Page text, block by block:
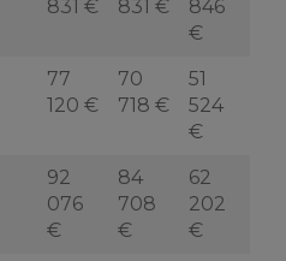
831 €
831 €
846
€
77
120 €
70
718 €
51
524
€
92
076
€
84
708
€
62
202
€